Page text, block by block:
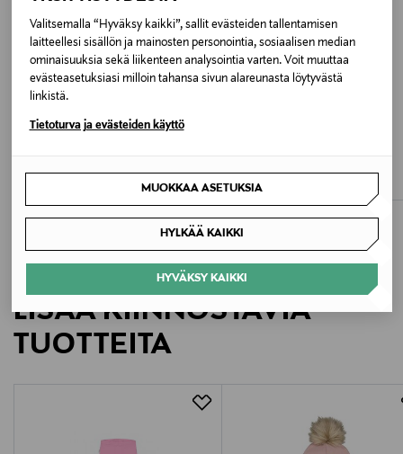
Valitsemalla “Hyväksy kaikki”, sallit evästeiden tallentamisen
laitteellesi sisällön ja mainosten personointia, sosiaalisen median
ominaisuuksia sekä liikenteen analysointia varten. Voit muuttaa
evästeasetuksiasi milloin tahansa sivun alareunasta löytyvästä
linkistä.
Tietoturva ja evästeiden käyttö
MUOKKAA ASETUKSIA
HYLKÄÄ KAIKKI
HYVÄKSY KAIKKI
380 HEATHER PINK
Valmistusmaa
Bangladesh
506168
Valmistaja
Didriksons Finland Oy
Valmistajan osoite
support-fi@didriksons.com
REIMA
89,95 €
Original Price
49,95 €
LISÄÄ KIINNOSTAVIA
TUOTTEITA